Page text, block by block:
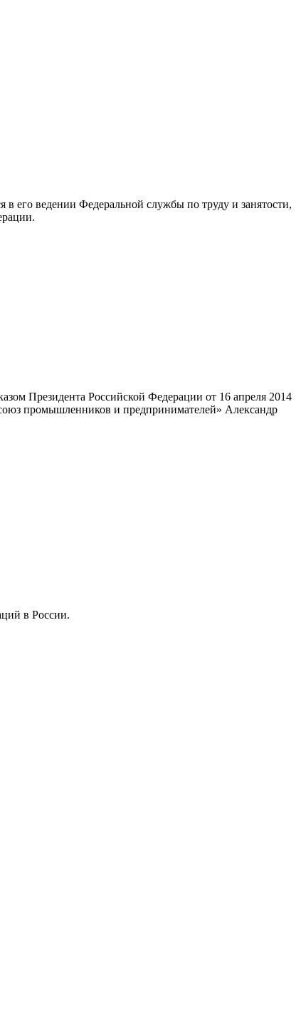
его ведении Федеральной службы по труду и занятости,
Президента Российской Федерации от 16 апреля 2014
промышленников и предпринимателей» Александр
в России.